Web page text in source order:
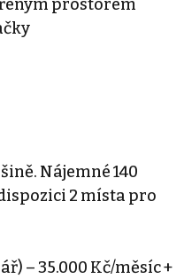
prostorem
Nájemné 140
2 místa pro
– 35.000 Kč/měsíc +